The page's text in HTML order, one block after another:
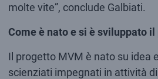
molte vite”, conclude Galbiati.
Come è nato e si è sviluppato
Il progetto MVM è nato su idea
scienziati impegnati in attività